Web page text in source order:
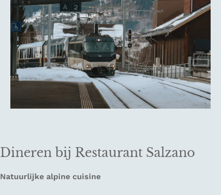
Dineren bij Restaurant Salzano
Natuurlijke alpine cuisine